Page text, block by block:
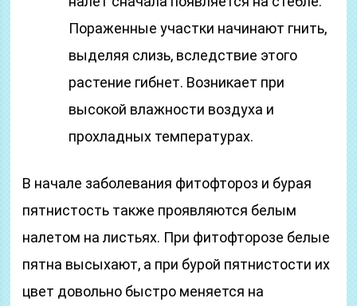
Пораженные участки начинают гнить,
выделяя слизь, вследствие этого
растение гибнет. Возникает при
высокой влажности воздуха и
прохладных температурах.
В начале заболевания фитофтороз и бурая
пятнистость также проявляются белым
налетом на листьях. При фитофторозе белые
пятна высыхают, а при бурой пятнистости их
цвет довольно быстро меняется на